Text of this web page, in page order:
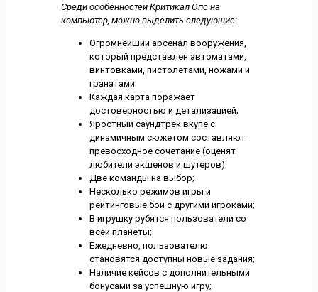
Среди особенностей Критикал Опс на
компьютер, можно выделить следующие:
Огромнейший арсенал вооружения,
который представлен автоматами,
винтовками, пистолетами, ножами и
гранатами;
Каждая карта поражает
достоверностью и детализацией;
Яростный саундтрек вкупе с
динамичным сюжетом составляют
превосходное сочетание (оценят
любители экшенов и шутеров);
Две команды на выбор;
Несколько режимов игры и
рейтинговые бои с другими игроками;
В игрушку рубятся пользователи со
всей планеты;
Ежедневно, пользователю
становятся доступны новые задания;
Наличие кейсов с дополнительными
бонусами за успешную игру;